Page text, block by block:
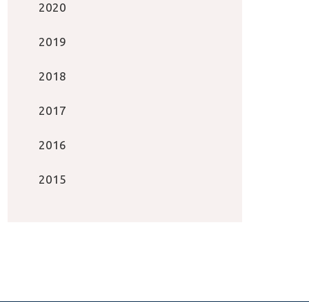
2020
2019
2018
2017
2016
2015